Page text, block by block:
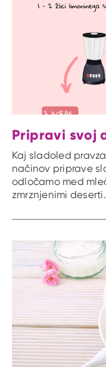
Pripravi svoj
Kaj sladoled
načinov priprave
odločamo med
zmrznjenimi deserti.